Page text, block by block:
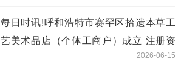
每日时讯!呼和浩特市赛罕区拾遗本草工
艺美术品店（个体工商户）成立 注册资
2026-06-15